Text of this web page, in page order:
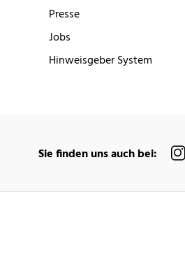
Presse
Jobs
Hinweisgeber System
Sie finden uns auch bei: